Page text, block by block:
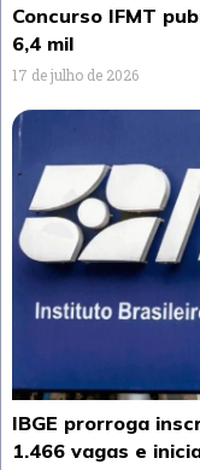
Concurso IFMT
6,4 mil
17 de julho de 2026
IBGE prorroga
1.466 vagas e